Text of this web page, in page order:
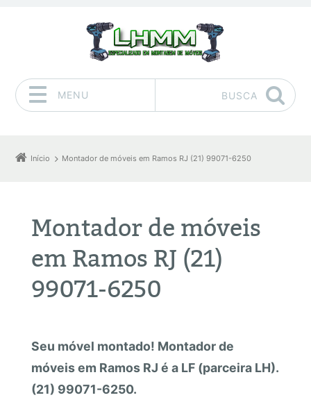
MENU BUSCA
Início Montador de móveis em Ramos RJ (21) 99071-6250
Montador de móveis
em Ramos RJ (21)
99071-6250
Seu móvel montado! Montador de
móveis em Ramos RJ é a LF (parceira LH).
(21) 99071-6250.